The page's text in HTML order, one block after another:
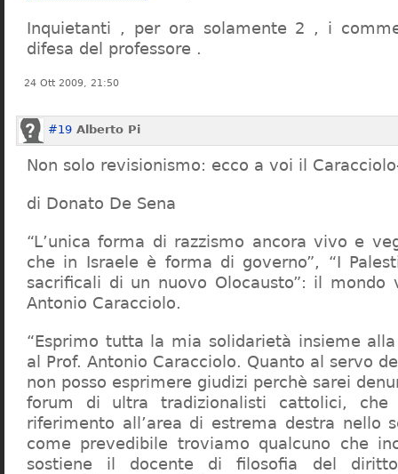
Inquietanti , per ora solamente 2 , i
difesa del professore .
24 Ott 2009, 21:50
#19 Alberto Pi
Non solo revisionismo: ecco a voi il
di Donato De Sena
“L’unica forma di razzismo ancora vivo e
che in Israele è forma di governo”, “I
sacrificali di un nuovo Olocausto”: il mondo
Antonio Caracciolo.
“Esprimo tutta la mia solidarietà insieme
al Prof. Antonio Caracciolo. Quanto al servo
non posso esprimere giudizi perchè sarei
forum di ultra tradizionalisti cattolici,
riferimento all’area di estrema destra nello
come prevedibile troviamo qualcuno che
sostiene il docente di filosofia del